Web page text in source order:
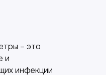
– это
и
инфекции